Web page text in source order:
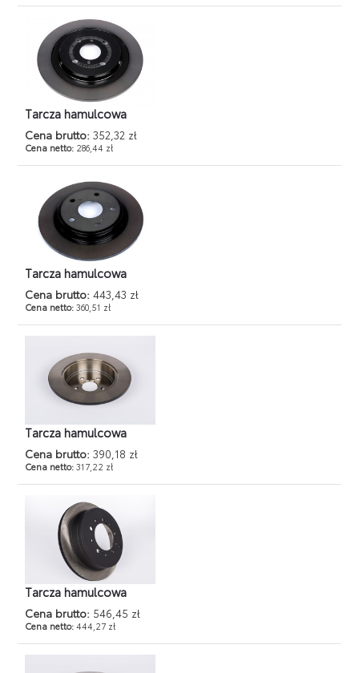
Tarcza hamulcowa
Cena brutto: 352,32 zł
Cena netto: 286,44 zł
Tarcza hamulcowa
Cena brutto: 443,43 zł
Cena netto:360,51 zł
Tarcza hamulcowa
Cena brutto: 390,18 zł
Cena netto:317,22 zł
Tarcza hamulcowa
Cena brutto: 546,45 zł
Cena netto:444,27 zł